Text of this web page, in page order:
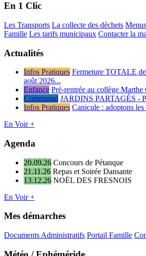
En 1 Clic
Les Transports La collecte des déchets
Famille Les tarifs municipaux Contacter la
Actualités
Infos Pratiques Fermeture TOTALE
août 2026...
Enfance Pré-rentrée au collège Marthe
Communal JARDINS PARTAGÉS -
Infos Pratiques Canicule : adoptons
En Voir +
Agenda
20.09.26 Concours de Pétanque
21.11.26 Repas et Soirée Dansante
13.12.26 NOËL DES FRESNOIS
En Voir +
Mes démarches
Documents Administratifs Portail Famille